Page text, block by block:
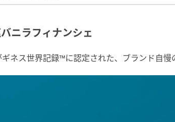
ニラフィナンシェ
ネス世界記録™に認定された、ブランド自慢